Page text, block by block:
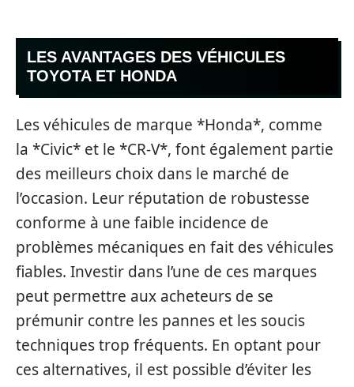
LES AVANTAGES DES VÉHICULES
TOYOTA ET HONDA
Les véhicules de marque *Honda*, comme
la *Civic* et le *CR-V*, font également partie
des meilleurs choix dans le marché de
l’occasion. Leur réputation de robustesse
conforme à une faible incidence de
problèmes mécaniques en fait des véhicules
fiables. Investir dans l’une de ces marques
peut permettre aux acheteurs de se
prémunir contre les pannes et les soucis
techniques trop fréquents. En optant pour
ces alternatives, il est possible d’éviter les